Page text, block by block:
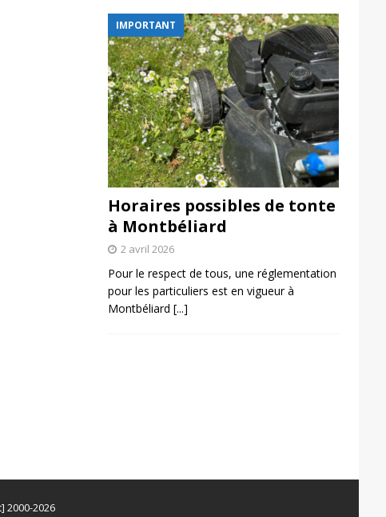
IMPORTANT
Horaires possibles de tonte
à Montbéliard
2 avril 2026
Pour le respect de tous, une réglementation
pour les particuliers est en vigueur à
Montbéliard [...]
2000-2026